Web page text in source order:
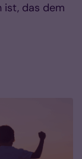
ist, das dem